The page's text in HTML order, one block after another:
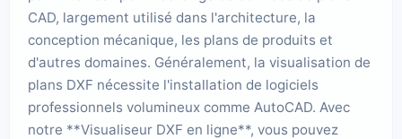
CAD, largement utilisé dans l'architecture, la
conception mécanique, les plans de produits et
d'autres domaines. Généralement, la visualisation de
plans DXF nécessite l'installation de logiciels
professionnels volumineux comme AutoCAD. Avec
notre **Visualiseur DXF en ligne**, vous pouvez